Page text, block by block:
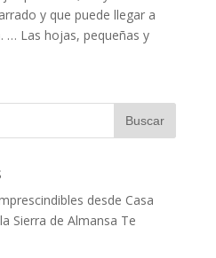
y que puede llegar a
… Las hojas, pequeñas y
desde Casa
Sierra de Almansa Te